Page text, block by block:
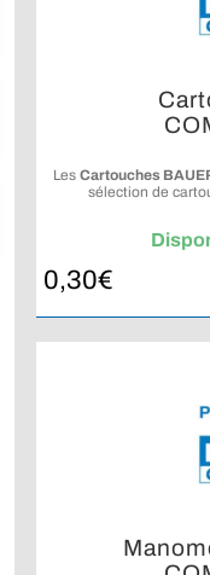
Les Cartouches
sélection de
0,30€